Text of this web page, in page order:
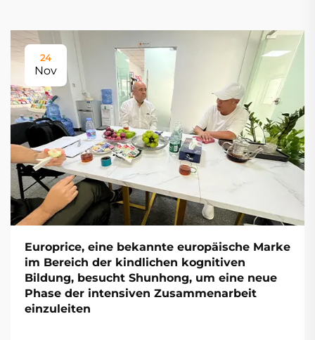
24
Nov
Europrice, eine bekannte europäische Marke
im Bereich der kindlichen kognitiven
Bildung, besucht Shunhong, um eine neue
Phase der intensiven Zusammenarbeit
einzuleiten